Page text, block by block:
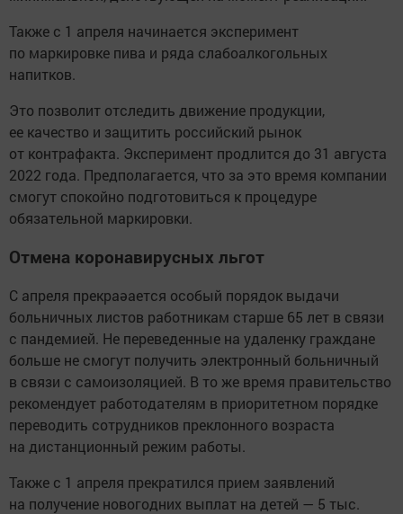
Также с 1 апреля начинается эксперимент
по маркировке пива и ряда слабоалкогольных
напитков.
Это позволит отследить движение продукции,
ее качество и защитить российский рынок
от контрафакта. Эксперимент продлится до 31 августа
2022 года. Предполагается, что за это время компании
смогут спокойно подготовиться к процедуре
обязательной маркировки.
Отмена коронавирусных льгот
С апреля прекраәается особый порядок выдачи
больничных листов работникам старше 65 лет в связи
с пандемией. Не переведенные на удаленку граждане
больше не смогут получить электронный больничный
в связи с самоизоляцией. В то же время правительство
рекомендует работодателям в приоритетном порядке
переводить сотрудников преклонного возраста
на дистанционный режим работы.
Также с 1 апреля прекратился прием заявлений
на получение новогодних выплат на детей — 5 тыс.